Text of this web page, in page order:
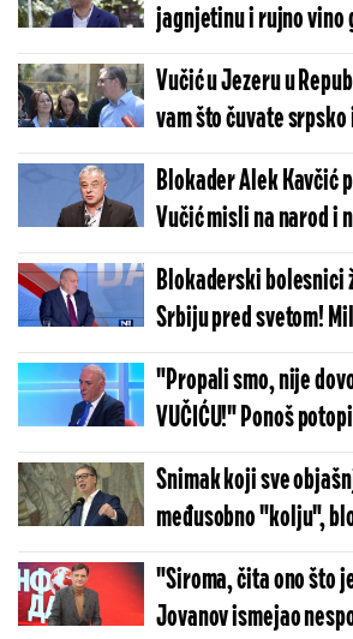
jagnjetinu i rujno vino
bi sa
(VIDEO)
Vučić u Jezeru u
vam što čuvate srpsko
Blokader Alek Kavčić
Vučić misli na narod i
opozicija i studenti su
Blokaderski bolesnici
Srbiju pred svetom!
pakleni plan (VIDEO)
"Propali smo, nije
VUČIĆU!" Ponoš
saboraca: Nikada
(VIDEO)
Snimak koji sve
međusobno "kolju",
Vučić (VIDEO)
"Siroma, čita ono što
Jovanov ismejao